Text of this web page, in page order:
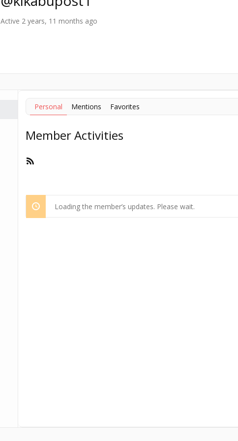
Active 2 years, 11 months ago
Personal Mentions Favorites
Member Activities
Loading the member’s updates. Please wait.